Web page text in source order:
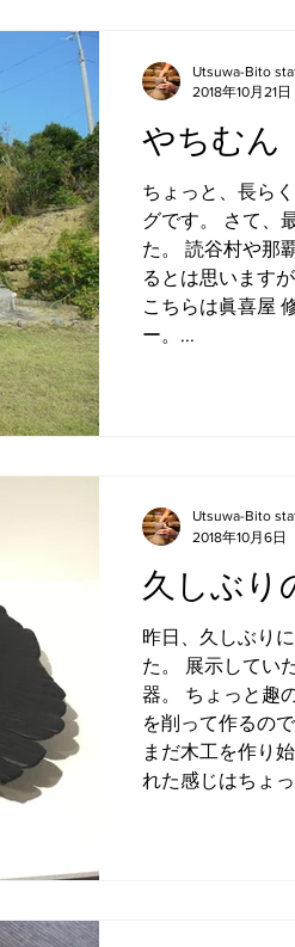
やちむん
ちょっと、長ら
グです。 さて、
た。 読谷村や那
るとは思います
こちらは眞喜屋
ー。...
Utsuwa-Bito
2018年10月21日
久しぶり
昨日、久しぶり
た。 展示してい
器。 ちょっと趣
を削って作るの
まだ木工を作り
れた感じはちょ
Utsuwa-Bito
2018年10月6日